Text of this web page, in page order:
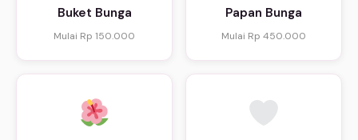
Buket Bunga
Mulai Rp 150.000
Papan Bunga
Mulai Rp 450.000